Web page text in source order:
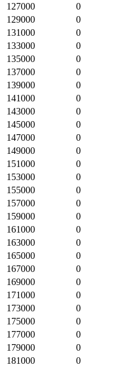
127000
0
129000
0
131000
0
133000
0
135000
0
137000
0
139000
0
141000
0
143000
0
145000
0
147000
0
149000
0
151000
0
153000
0
155000
0
157000
0
159000
0
161000
0
163000
0
165000
0
167000
0
169000
0
171000
0
173000
0
175000
0
177000
0
179000
0
181000
0